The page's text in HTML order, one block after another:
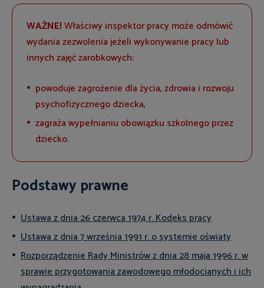
WAŻNE!Właściwy inspektor pracy może odmówić
wydania zezwolenia jeżeli wykonywanie pracy lub
innych zajęć zarobkowych:
powoduje zagrożenie dla życia, zdrowia i rozwoju
psychofizycznego dziecka,
zagraża wypełnianiu obowiązku szkolnego przez
dziecko.
Podstawy prawne
Ustawa z dnia 26 czerwca 1974 r. Kodeks pracy
Ustawa z dnia 7 września 1991 r. o systemie oświaty
Rozporządzenie Rady Ministrów z dnia 28 maja 1996 r. w
sprawie przygotowania zawodowego młodocianych i ich